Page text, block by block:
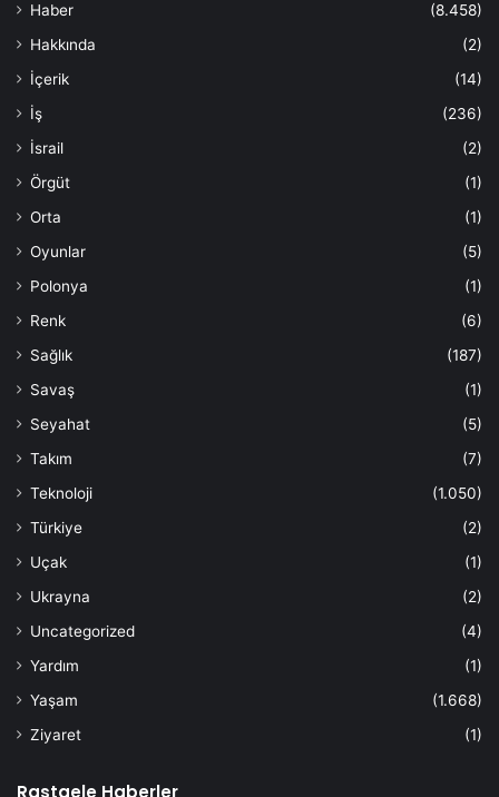
Haber
(8.458)
Hakkında
(2)
İçerik
(14)
İş
(236)
İsrail
(2)
Örgüt
(1)
Orta
(1)
Oyunlar
(5)
Polonya
(1)
Renk
(6)
Sağlık
(187)
Savaş
(1)
Seyahat
(5)
Takım
(7)
Teknoloji
(1.050)
Türkiye
(2)
Uçak
(1)
Ukrayna
(2)
Uncategorized
(4)
Yardım
(1)
Yaşam
(1.668)
Ziyaret
(1)
Rastgele Haberler